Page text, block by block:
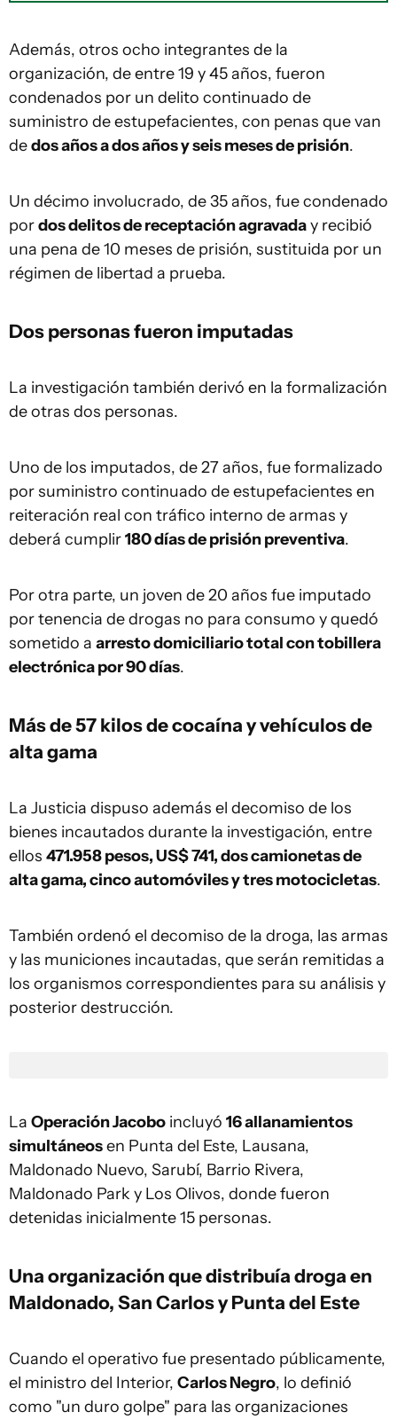
Además, otros ocho integrantes de la
organización, de entre 19 y 45 años, fueron
condenados por un delito continuado de
suministro de estupefacientes, con penas que van
dedos años a dos años y seis meses de prisión.
Un décimo involucrado, de 35 años, fue condenado
pordos delitos de receptación agravaday recibió
una pena de 10 meses de prisión, sustituida por un
régimen de libertad a prueba.
Dos personas fueron imputadas
La investigación también derivó en la formalización
de otras dos personas.
Uno de los imputados, de 27 años, fue formalizado
por suministro continuado de estupefacientes en
reiteración real con tráfico interno de armas y
deberá cumplir180 días de prisión preventiva.
Por otra parte, un joven de 20 años fue imputado
por tenencia de drogas no para consumo y quedó
sometido a arresto domiciliario total con tobillera
electrónica por 90 días.
Más de 57 kilos de cocaína y vehículos de
alta gama
La Justicia dispuso además el decomiso de los
bienes incautados durante la investigación, entre
ellos 471.958 pesos, US$ 741, dos camionetas de
alta gama, cinco automóviles y tres motocicletas.
También ordenó el decomiso de la droga, las armas
y las municiones incautadas, que serán remitidas a
los organismos correspondientes para su análisis y
posterior destrucción.
La Operación Jacobo incluyó 16 allanamientos
simultáneosen Punta del Este, Lausana,
Maldonado Nuevo, Sarubí, Barrio Rivera,
Maldonado Park y Los Olivos, donde fueron
detenidas inicialmente 15 personas.
Una organización que distribuía droga en
Maldonado, San Carlos y Punta del Este
Cuando el operativo fue presentado públicamente,
el ministro del Interior, Carlos Negro, lo definió
como "un duro golpe" para las organizaciones